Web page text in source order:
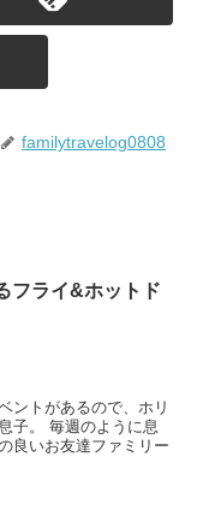
familytravelog0808
フライ&ホットド
ントがあるので、ホリ
子。 毎週のように息
良いお友達ファミリー